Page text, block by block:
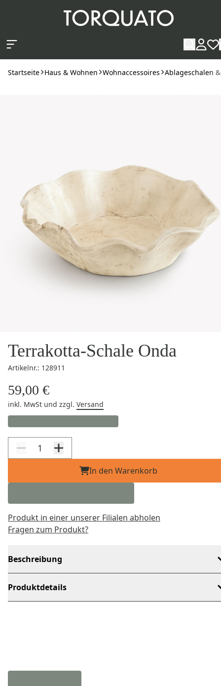
Startseite Haus & Wohnen Wohnaccessoires Ablageschalen
Terrakotta-Schale Onda
Artikelnr.: 128911
59,00 €
inkl. MwSt und zzgl. Versand
In den Warenkorb
Produkt in einer unserer Filialen abholen
Fragen zum Produkt?
Beschreibung
Produktdetails